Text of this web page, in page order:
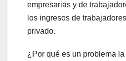
empresarias y de
los ingresos de
privado.
¿Por qué es un problema